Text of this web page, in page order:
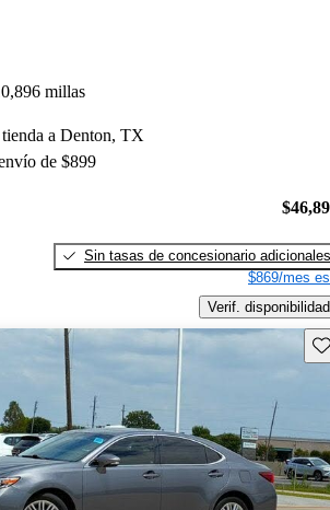
millas
a Denton, TX
de $899
Sin tasas de concesionario adicionales
$869/mes
Verif. disponibilidad